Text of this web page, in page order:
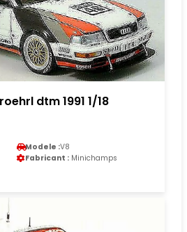
dtm 1991 1/18
Modele :V8
Fabricant : Minichamps